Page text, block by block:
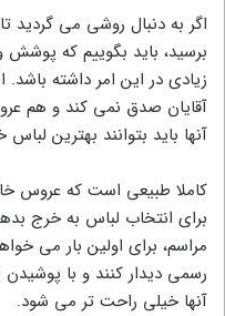
اگر به دنبال روشی می گردید
برسید، باید بگوییم که پوشش
زیادی در این امر داشته
آقایان صدق نمی کند و هم
آنها باید بتوانند بهترین
کاملا طبیعی است که عروس
برای انتخاب لباس به خرج
مراسم، برای اولین بار می
رسمی دیدار کنند و با
آنها خیلی راحت تر می شود.